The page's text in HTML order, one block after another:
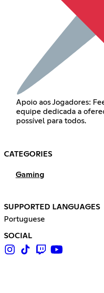
Apoio aos Jogadores:
equipe dedicada a
possível para todos.
CATEGORIES
Gaming
SUPPORTED LANGUAGES
Portuguese
SOCIAL